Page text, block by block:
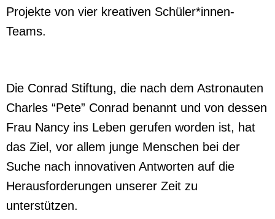
Projekte von vier kreativen Schüler*innen-
Teams.
Die Conrad Stiftung, die nach dem Astronauten
Charles “Pete” Conrad benannt und von dessen
Frau Nancy ins Leben gerufen worden ist, hat
das Ziel, vor allem junge Menschen bei der
Suche nach innovativen Antworten auf die
Herausforderungen unserer Zeit zu
unterstützen.